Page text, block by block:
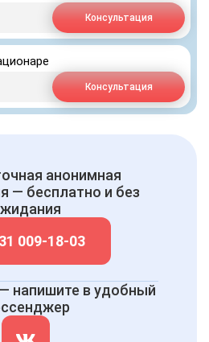
Консультация
Консультация
анонимная
— бесплатно и без
009-18-03
напишите в удобный